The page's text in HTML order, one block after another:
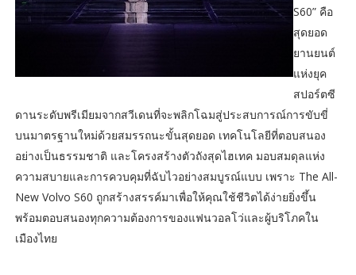
S60” คือ
สุดยอด
ยานยนต์
แห่งยุค
สปอร์ตซี
ดานระดับพรีเมียมจากสวีเดนที่จะพลิกโฉมสู่ประสบการณ์การขับขี่
บนมาตรฐานใหม่ด้วยสมรรถนะขั้นสุดยอด เทคโนโลยีที่ตอบสนอง
อย่างเป็นธรรมชาติ และโครงสร้างตัวถังสุดไฮเทค มอบสมดุลแห่ง
ความสบายและการควบคุมที่ฉับไวอย่างสมบูรณ์แบบ เพราะ The All-
New Volvo S60 ถูกสร้างสรรค์มาเพื่อให้คุณใช้ชีวิตได้ง่ายยิ่งขึ้น
พร้อมตอบสนองทุกความต้องการของแฟนวอลโว่และผู้บริโภคใน
เมืองไทย